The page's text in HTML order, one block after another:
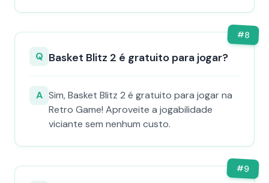
#8
Q Basket Blitz 2 é gratuito para jogar?
A Sim, Basket Blitz 2 é gratuito para jogar na
Retro Game! Aproveite a jogabilidade
viciante sem nenhum custo.
#9